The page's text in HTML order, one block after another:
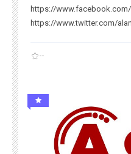
https://
https://www.twitter.com/
--